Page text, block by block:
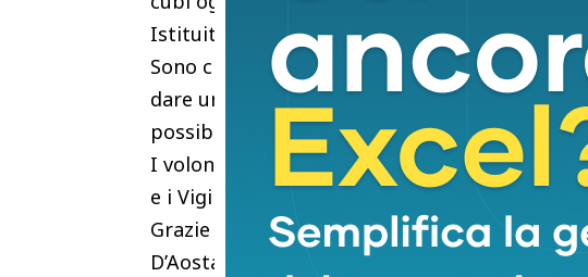
Istituite due navette per i volontari spontanei.
Sono circa 1000 i volontari arrivati oggi da
dare una mano ai residenti a sgomberare le
possibili dal fango.
I volontari hanno affiancato gli operatori della
e i Vigili del Fuoco, le cui fila si sono rinfoltite
Grazie all’intervento delle colonne mobili
D’Aosta, oggi operano sul territorio